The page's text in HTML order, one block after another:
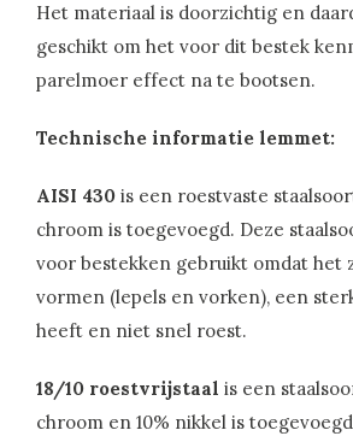
Het materiaal is doorzichtig en
geschikt om het voor dit bestek
parelmoer effect na te bootsen.
Technische informatie lemmet:
AISI 430 is een roestvaste
chroom is toegevoegd. Deze
voor bestekken gebruikt omdat het
vormen (lepels en vorken), een
heeft en niet snel roest.
18/10 roestvrijstaal is een
chroom en 10% nikkel is